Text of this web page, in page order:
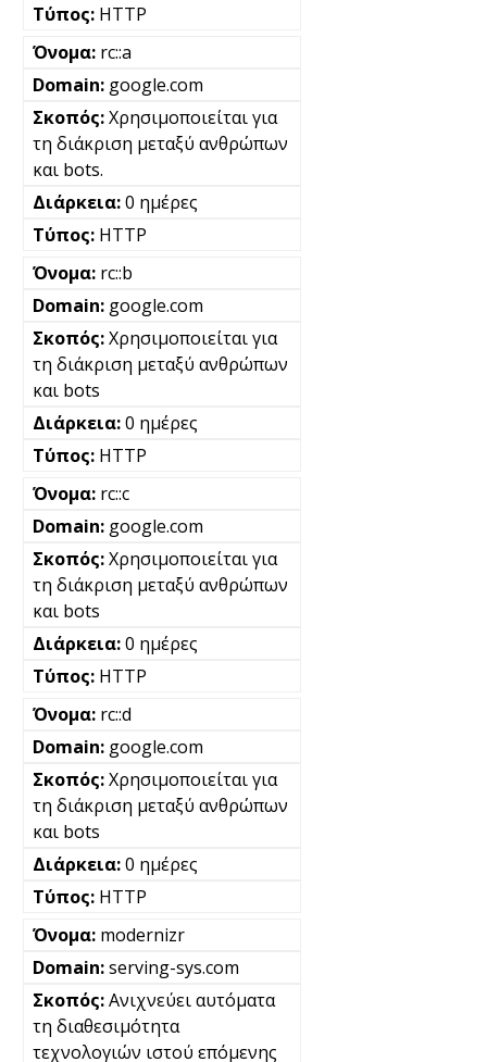
HTTP
rc::a
google.com
Χρησιμοποιείται για
τη διάκριση μεταξύ ανθρώπων
και bots.
0 ημέρες
HTTP
rc::b
google.com
Χρησιμοποιείται για
τη διάκριση μεταξύ ανθρώπων
και bots
0 ημέρες
HTTP
rc::c
google.com
Χρησιμοποιείται για
τη διάκριση μεταξύ ανθρώπων
και bots
0 ημέρες
HTTP
rc::d
google.com
Χρησιμοποιείται για
τη διάκριση μεταξύ ανθρώπων
και bots
0 ημέρες
HTTP
modernizr
serving-sys.com
Ανιχνεύει αυτόματα
τη διαθεσιμότητα
τεχνολογιών ιστού επόμενης